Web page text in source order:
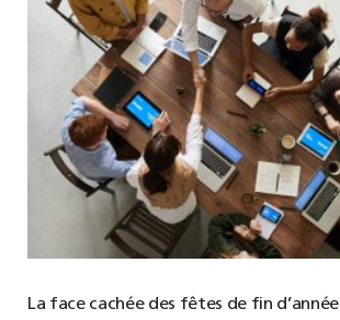
La face cachée des fêtes de fin d’année